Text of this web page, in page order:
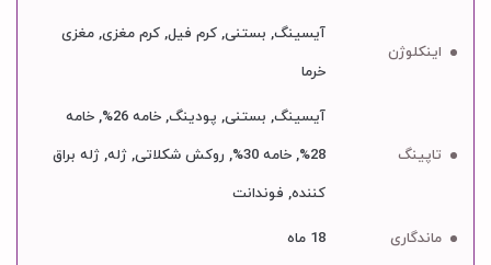
اینکلوژن
آیسینگ, بستنی, کرم فیل, کرم مغزی, مغزی
خرما
تاپینگ
آیسینگ, بستنی, پودینگ, خامه 26%, خامه
28%, خامه 30%, روکش شکلاتی, ژله, ژله براق
کننده, فوندانت
ماندگاری 18 ماه